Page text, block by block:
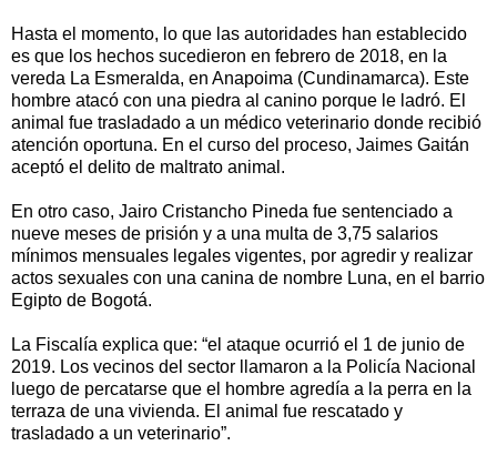
Hasta el momento, lo que las autoridades han establecido
es que los hechos sucedieron en febrero de 2018, en la
vereda La Esmeralda, en Anapoima (Cundinamarca). Este
hombre atacó con una piedra al canino porque le ladró. El
animal fue trasladado a un médico veterinario donde recibió
atención oportuna. En el curso del proceso, Jaimes Gaitán
aceptó el delito de maltrato animal.
En otro caso, Jairo Cristancho Pineda fue sentenciado a
nueve meses de prisión y a una multa de 3,75 salarios
mínimos mensuales legales vigentes, por agredir y realizar
actos sexuales con una canina de nombre Luna, en el barrio
Egipto de Bogotá.
La Fiscalía explica que: “el ataque ocurrió el 1 de junio de
2019. Los vecinos del sector llamaron a la Policía Nacional
luego de percatarse que el hombre agredía a la perra en la
terraza de una vivienda. El animal fue rescatado y
trasladado a un veterinario”.